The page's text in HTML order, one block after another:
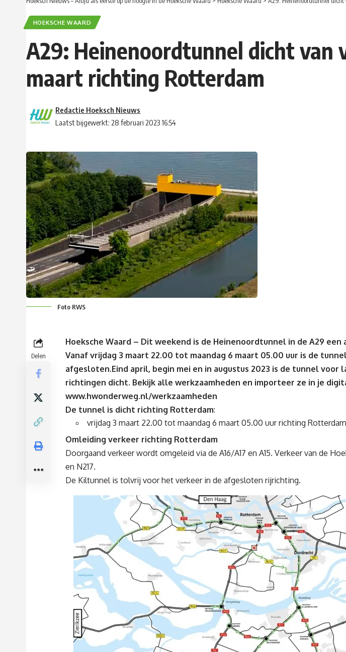
HOEKSCHE WAARD
A29: Heinenoordtunnel dicht
maart richting Rotterdam
Laatst bijgewerkt: 28 februari 2023 16:54
Redactie Hoeksch Nieuws
Foto RWS
Delen
Hoeksche Waard – Dit weekend is de Heinenoordtunnel in de A29 een
Vanaf vrijdag 3 maart 22.00 tot maandag 6 maart 05.00 uur is de
afgesloten.Eind april, begin mei en in augustus 2023 is de tunnel voor
richtingen dicht. Bekijk alle werkzaamheden en importeer ze in je
www.hwonderweg.nl/werkzaamheden
De tunnel is dicht richting Rotterdam:
vrijdag 3 maart 22.00 tot maandag 6 maart 05.00 uur richting Rotterdam
Omleiding verkeer richting Rotterdam
Doorgaand verkeer wordt omgeleid via de A16/A17 en A15. Verkeer van de
en N217.
De Kiltunnel is tolvrij voor het verkeer in de afgesloten rijrichting.